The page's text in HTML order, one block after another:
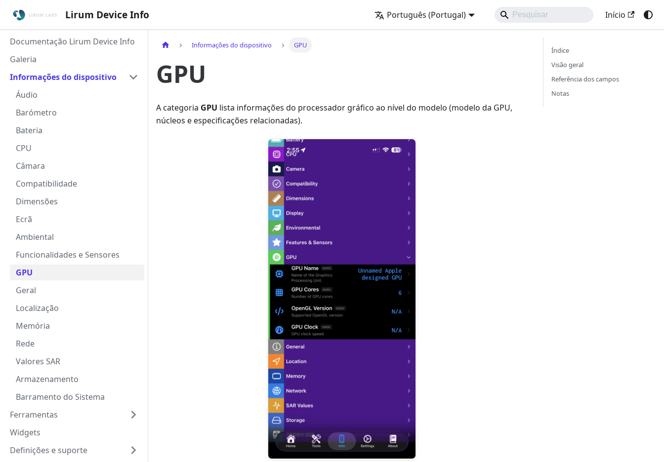
Lirum Device Info Português (Portugal) Início
Documentação Lirum Device Info
Galeria
Informações do dispositivo
Áudio
Barómetro
Bateria
CPU
Câmara
Compatibilidade
Dimensões
Ecrã
Ambiental
Funcionalidades e Sensores
GPU
Geral
Localização
Memória
Rede
Valores SAR
Armazenamento
Barramento do Sistema
Ferramentas
Widgets
Definições e suporte
Informações do dispositivo GPU
GPU
A categoria GPU lista informações do processador gráfico ao nível do modelo (modelo da GPU,
núcleos e especificações relacionadas).
Índice
Visão geral
Referência dos campos
Notas